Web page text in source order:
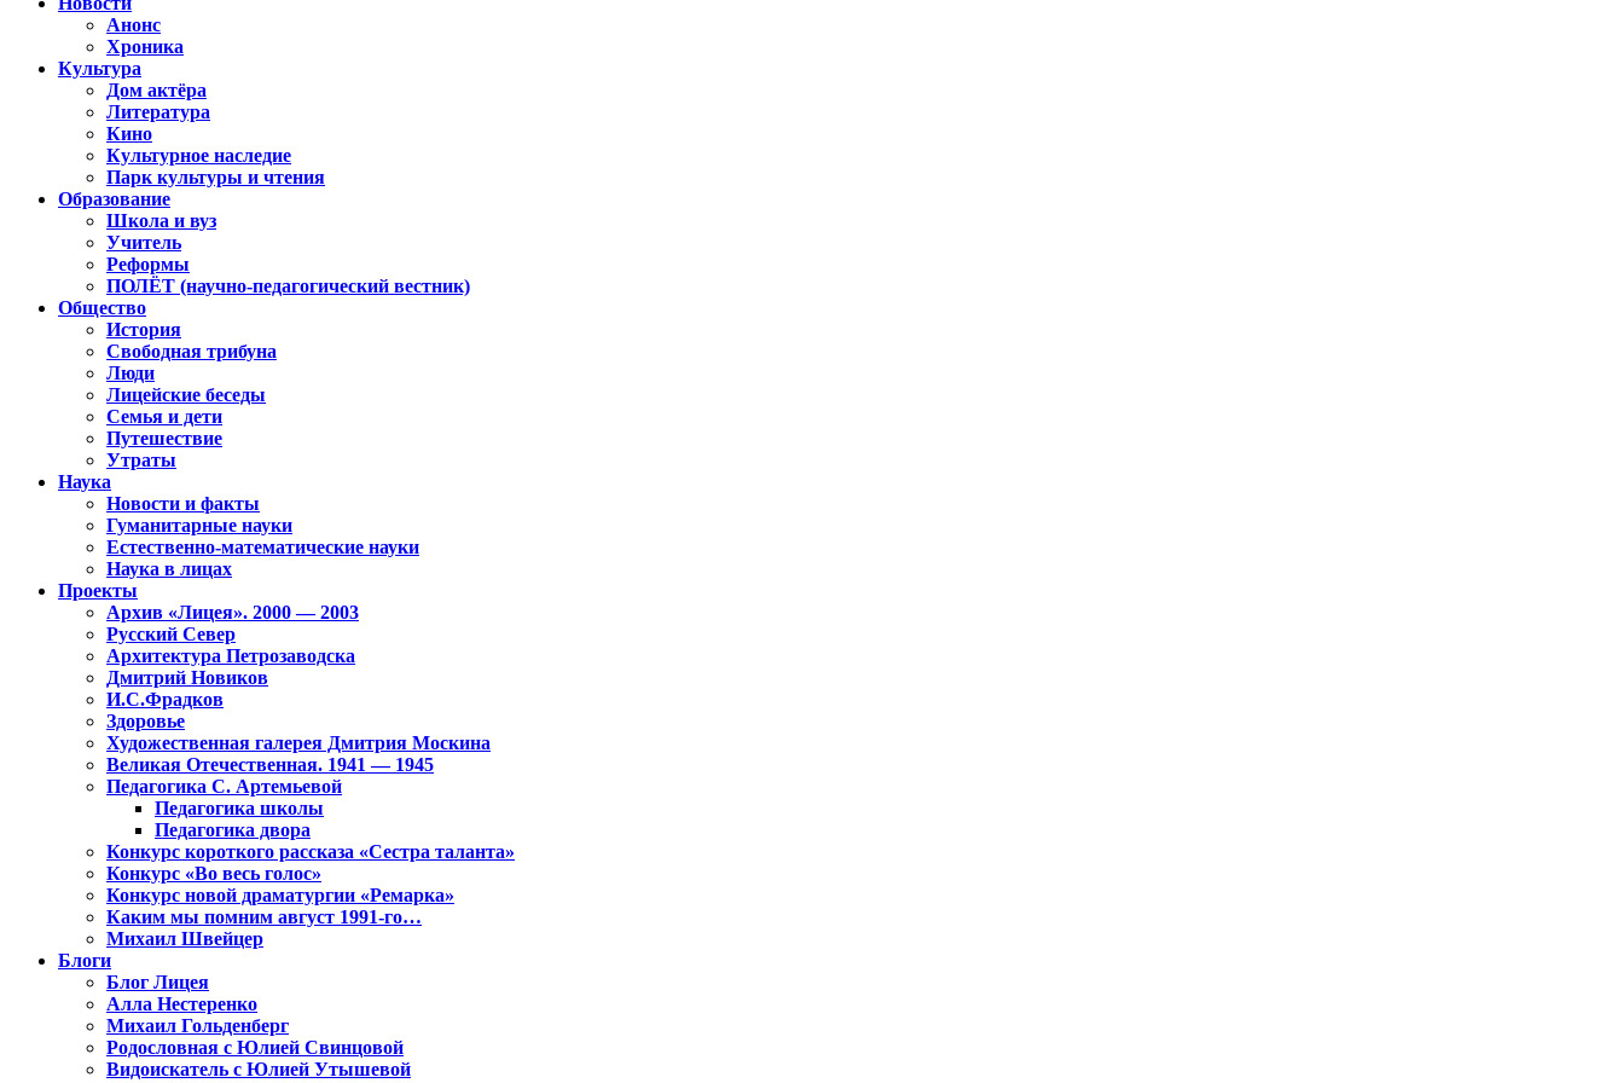
Анонс
Хроника
Культура
Дом актёра
Литература
Кино
Культурное наследие
Парк культуры и чтения
Образование
Школа и вуз
Учитель
Реформы
ПОЛЁТ (научно-педагогический вестник)
Общество
История
Свободная трибуна
Люди
Лицейские беседы
Семья и дети
Путешествие
Утраты
Наука
Новости и факты
Гуманитарные науки
Естественно-математические науки
Наука в лицах
Проекты
Архив «Лицея». 2000 — 2003
Русский Север
Архитектура Петрозаводска
Дмитрий Новиков
И.С.Фрадков
Здоровье
Художественная галерея Дмитрия Москина
Великая Отечественная. 1941 — 1945
Педагогика С. Артемьевой
Педагогика школы
Педагогика двора
Конкурс короткого рассказа «Сестра таланта»
Конкурс «Во весь голос»
Конкурс новой драматургии «Ремарка»
Каким мы помним август 1991-го…
Михаил Швейцер
Блоги
Блог Лицея
Алла Нестеренко
Михаил Гольденберг
Родословная с Юлией Свинцовой
Видоискатель с Юлией Утышевой